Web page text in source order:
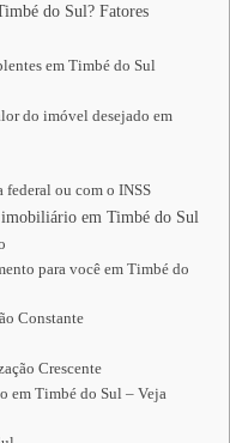
do Sul? Fatores
em Timbé do Sul
do imóvel desejado em
federal ou com o INSS
imobiliário em Timbé do Sul
para você em Timbé do
Constante
Crescente
em Timbé do Sul – Veja